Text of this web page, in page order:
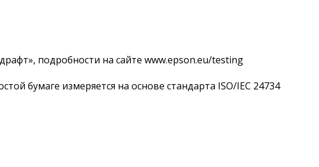
подробности на сайте www.epson.eu/testing
бумаге измеряется на основе стандарта ISO/IEC 24734